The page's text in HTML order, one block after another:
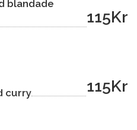
blandade
115Kr
curry 115Kr